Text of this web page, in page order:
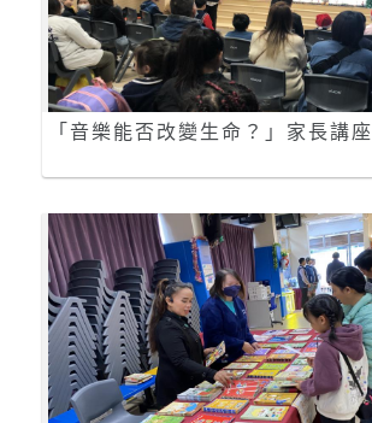
「音樂能否改變生命？」家長講座